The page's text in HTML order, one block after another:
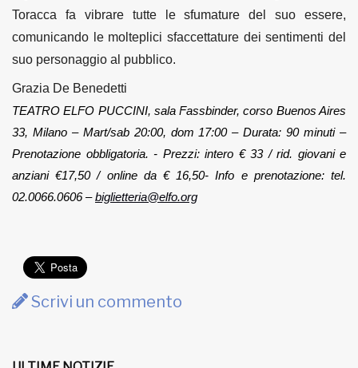
Toracca fa vibrare tutte le sfumature del suo essere,
comunicando le molteplici sfaccettature dei sentimenti del
suo personaggio al pubblico.
Grazia De Benedetti
TEATRO ELFO PUCCINI, sala Fassbinder, corso Buenos Aires
33, Milano – Mart/sab 20:00, dom 17:00 – Durata: 90 minuti –
Prenotazione obbligatoria. - Prezzi: intero € 33 / rid. giovani e
anziani €17,50 / online da € 16,50- Info e prenotazione: tel.
02.0066.0606 – biglietteria@elfo.org
Scrivi un commento